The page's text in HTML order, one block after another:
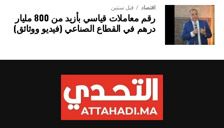
اقتصاد قبل سنتين
رقم معاملات قياسي بأزيد من 800 مليار
درهم في القطاع الصناعي (فيديو ووثائق)